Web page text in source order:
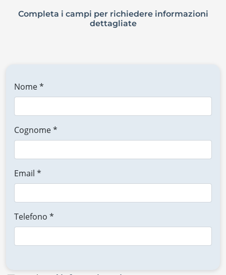
Completa i campi per richiedere informazioni
dettagliate
Nome *
Cognome *
Email *
Telefono *